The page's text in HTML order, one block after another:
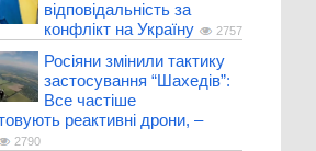
відповідальність за
конфлікт на Україну
2757
Росіяни змінили тактику
застосування “Шахедів”:
Все частіше
реактивні дрони, –
2790